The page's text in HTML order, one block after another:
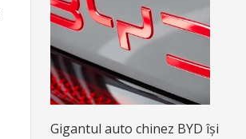
Gigantul auto chinez BYD își